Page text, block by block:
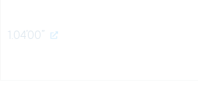
1.04'00"